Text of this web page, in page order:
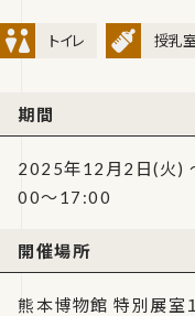
トイレ 授乳室
期間
2025年12月2日(火)
00～17:00
開催場所
熊本博物館 特別展室１